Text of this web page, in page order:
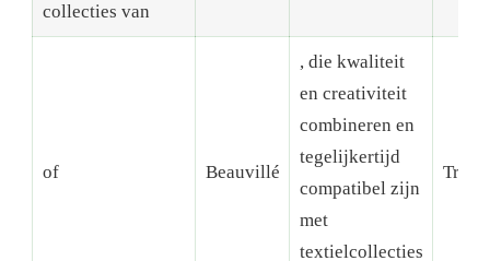
collecties van
of Beauvillé
, die kwaliteit
en creativiteit
combineren en
tegelijkertijd
compatibel zijn
met
textielcollecties